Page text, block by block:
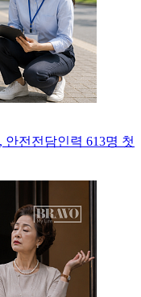
전전담인력 613명 첫